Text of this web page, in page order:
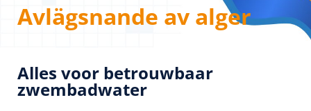
Avlägsnande av alger
Alles voor betrouwbaar
zwembadwater